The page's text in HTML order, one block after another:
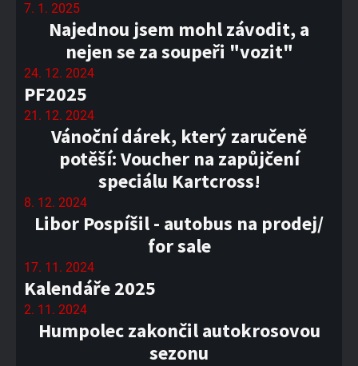
7. 1. 2025
Najednou jsem mohl závodit, a
nejen se za soupeři "vozit"
24. 12. 2024
PF2025
21. 12. 2024
Vánoční dárek, který zaručeně
potěší: Voucher na zapůjčení
speciálu Kartcross!
8. 12. 2024
Libor Pospíšil - autobus na prodej/
for sale
17. 11. 2024
Kalendáře 2025
2. 11. 2024
Humpolec zakončil autokrosovou
sezonu